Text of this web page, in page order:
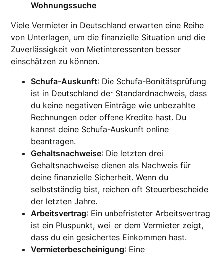
Wohnungssuche
Viele Vermieter in Deutschland erwarten eine Reihe
von Unterlagen, um die finanzielle Situation und die
Zuverlässigkeit von Mietinteressenten besser
einschätzen zu können.
Schufa-Auskunft: Die Schufa-Bonitätsprüfung
ist in Deutschland der Standardnachweis, dass
du keine negativen Einträge wie unbezahlte
Rechnungen oder offene Kredite hast. Du
kannst deine Schufa-Auskunft online
beantragen.
Gehaltsnachweise: Die letzten drei
Gehaltsnachweise dienen als Nachweis für
deine finanzielle Sicherheit. Wenn du
selbstständig bist, reichen oft Steuerbescheide
der letzten Jahre.
Arbeitsvertrag: Ein unbefristeter Arbeitsvertrag
ist ein Pluspunkt, weil er dem Vermieter zeigt,
dass du ein gesichertes Einkommen hast.
Vermieterbescheinigung: Eine